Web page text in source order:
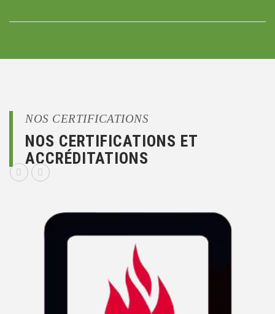
NOS CERTIFICATIONS
NOS CERTIFICATIONS ET
ACCRÉDITATIONS